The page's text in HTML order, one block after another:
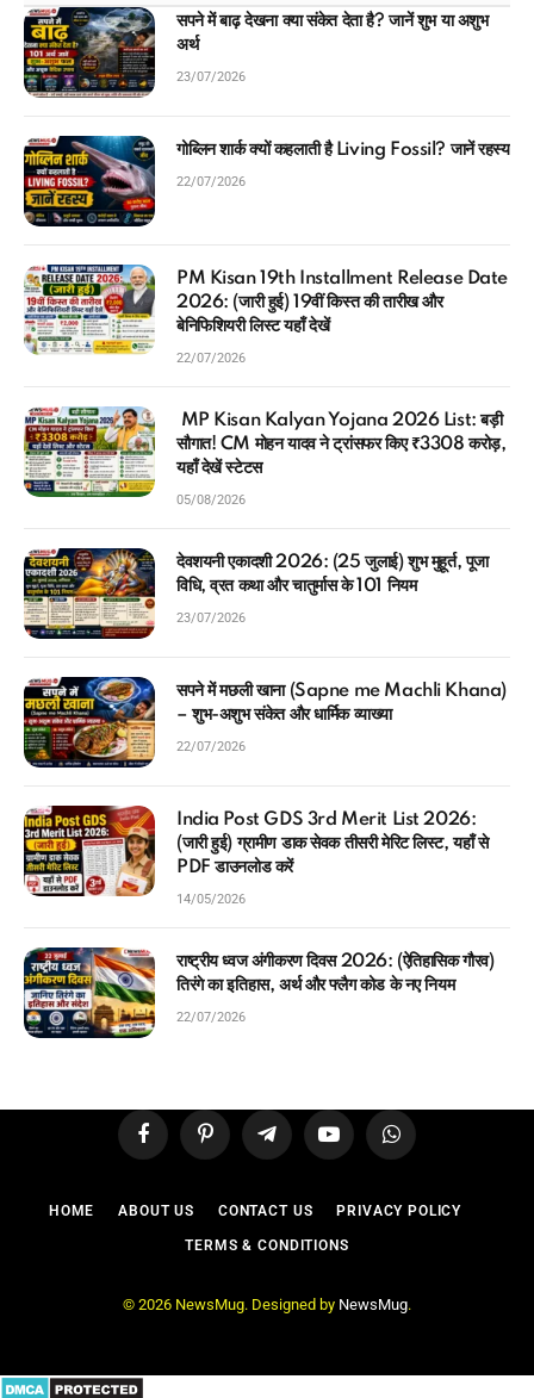
सपने में बाढ़ देखना क्या संकेत देता है? जानें शुभ या अशुभ
अर्थ
23/07/2026
गोब्लिन शार्क क्यों कहलाती है Living Fossil? जानें रहस्य
22/07/2026
PM Kisan 19th Installment Release Date
2026: (जारी हुई) 19वीं किस्त की तारीख और
बेनिफिशियरी लिस्ट यहाँ देखें
22/07/2026
MP Kisan Kalyan Yojana 2026 List: बड़ी
सौगात! CM मोहन यादव ने ट्रांसफर किए ₹3308 करोड़,
यहाँ देखें स्टेटस
05/08/2026
देवशयनी एकादशी 2026: (25 जुलाई) शुभ मुहूर्त, पूजा
विधि, व्रत कथा और चातुर्मास के 101 नियम
23/07/2026
सपने में मछली खाना (Sapne me Machli Khana)
– शुभ-अशुभ संकेत और धार्मिक व्याख्या
22/07/2026
India Post GDS 3rd Merit List 2026:
(जारी हुई) ग्रामीण डाक सेवक तीसरी मेरिट लिस्ट, यहाँ से
PDF डाउनलोड करें
14/05/2026
राष्ट्रीय ध्वज अंगीकरण दिवस 2026: (ऐतिहासिक गौरव)
तिरंगे का इतिहास, अर्थ और फ्लैग कोड के नए नियम
22/07/2026
FacebookPinterest TelegramYouTubeWhatsApp
HOME ABOUT US CONTACT US PRIVACY POLICY
TERMS & CONDITIONS
© 2026 NewsMug. Designed by NewsMug.